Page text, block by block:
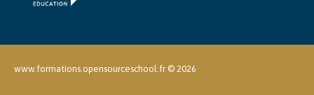
www.formations.opensourceschool.fr © 2026